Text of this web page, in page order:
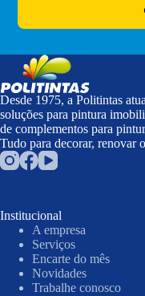
Desde 1975, a Politintas
soluções para pintura
de complementos para
Tudo para decorar, renovar
Institucional
A empresa
Serviços
Encarte do mês
Novidades
Trabalhe conosco